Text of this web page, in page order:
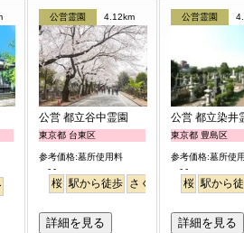
公営霊園 4.12km
公営 都立谷中霊園
東京都 台東区
参考価格:墓所使用料
- -
桜 駅から徒歩 さくら
詳細を見る
公営霊園
公営 都立染井
東京都 豊島区
参考価格:墓所使
- -
桜 駅から
詳細を見る